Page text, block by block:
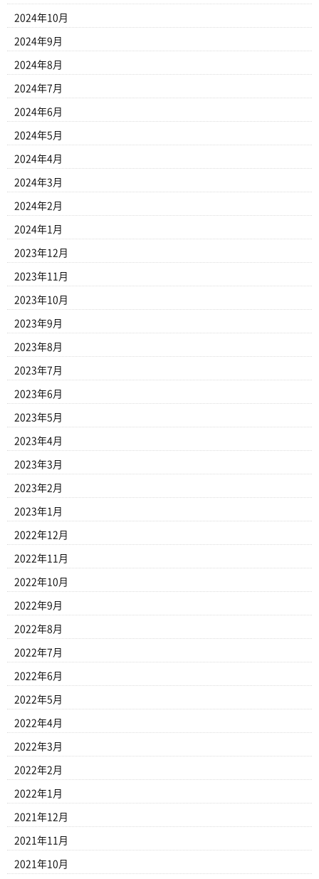
2024年10月
2024年9月
2024年8月
2024年7月
2024年6月
2024年5月
2024年4月
2024年3月
2024年2月
2024年1月
2023年12月
2023年11月
2023年10月
2023年9月
2023年8月
2023年7月
2023年6月
2023年5月
2023年4月
2023年3月
2023年2月
2023年1月
2022年12月
2022年11月
2022年10月
2022年9月
2022年8月
2022年7月
2022年6月
2022年5月
2022年4月
2022年3月
2022年2月
2022年1月
2021年12月
2021年11月
2021年10月